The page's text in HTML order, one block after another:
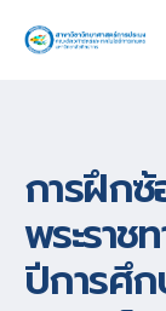
การฝึก
พระราช
ปีการศึ